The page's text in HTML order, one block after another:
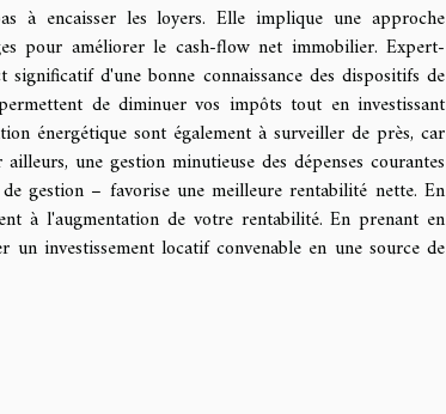
à encaisser les loyers. Elle implique une approche
pour améliorer le cash-flow net immobilier. Expert-
d'une bonne connaissance des dispositifs de
de diminuer vos impôts tout en investissant
énergétique sont également à surveiller de près, car
une gestion minutieuse des dépenses courantes
gestion – favorise une meilleure rentabilité nette. En
à l'augmentation de votre rentabilité. En prenant en
investissement locatif convenable en une source de